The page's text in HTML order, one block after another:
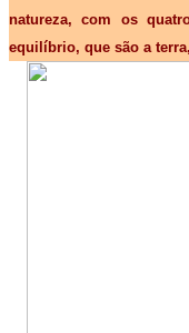
natureza, com os
equilíbrio, que são a